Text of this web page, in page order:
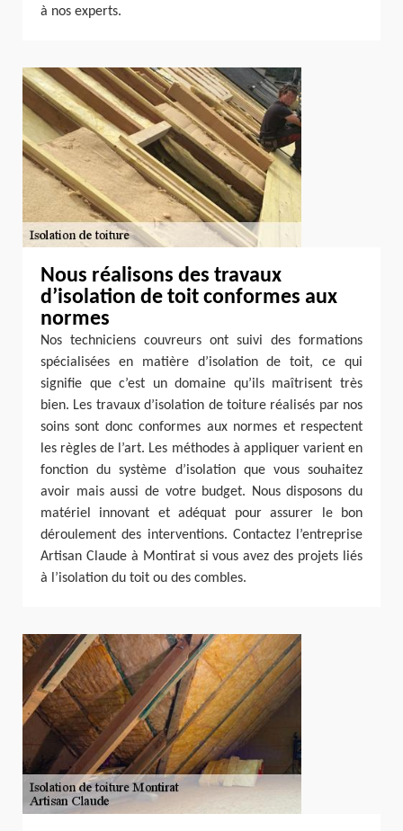
à nos experts.
Nous réalisons des travaux
d’isolation de toit conformes aux
normes
Nos techniciens couvreurs ont suivi des formations
spécialisées en matière d’isolation de toit, ce qui
signifie que c’est un domaine qu’ils maîtrisent très
bien. Les travaux d’isolation de toiture réalisés par nos
soins sont donc conformes aux normes et respectent
les règles de l’art. Les méthodes à appliquer varient en
fonction du système d’isolation que vous souhaitez
avoir mais aussi de votre budget. Nous disposons du
matériel innovant et adéquat pour assurer le bon
déroulement des interventions. Contactez l’entreprise
Artisan Claude à Montirat si vous avez des projets liés
à l’isolation du toit ou des combles.